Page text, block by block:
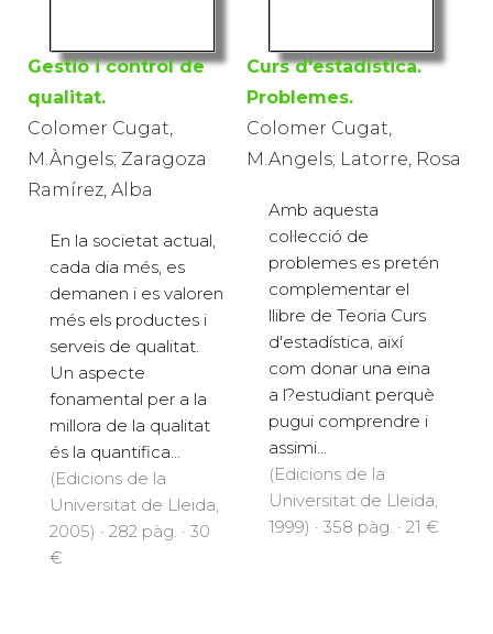
Gestió i control de
qualitat.
Colomer Cugat,
M.Àngels; Zaragoza
Ramírez, Alba
En la societat actual,
cada dia més, es
demanen i es valoren
més els productes i
serveis de qualitat.
Un aspecte
fonamental per a la
millora de la qualitat
és la quantifica...
(Edicions de la
Universitat de Lleida,
2005) · 282 pàg. · 30
€
Curs d'estadística.
Problemes.
Colomer Cugat,
M.Angels; Latorre, Rosa
Amb aquesta
col·lecció de
problemes es pretén
complementar el
llibre de Teoria Curs
d'estadística, així
com donar una eina
a l?estudiant perquè
pugui comprendre i
assimi...
(Edicions de la
Universitat de Lleida,
1999) · 358 pàg. · 21 €